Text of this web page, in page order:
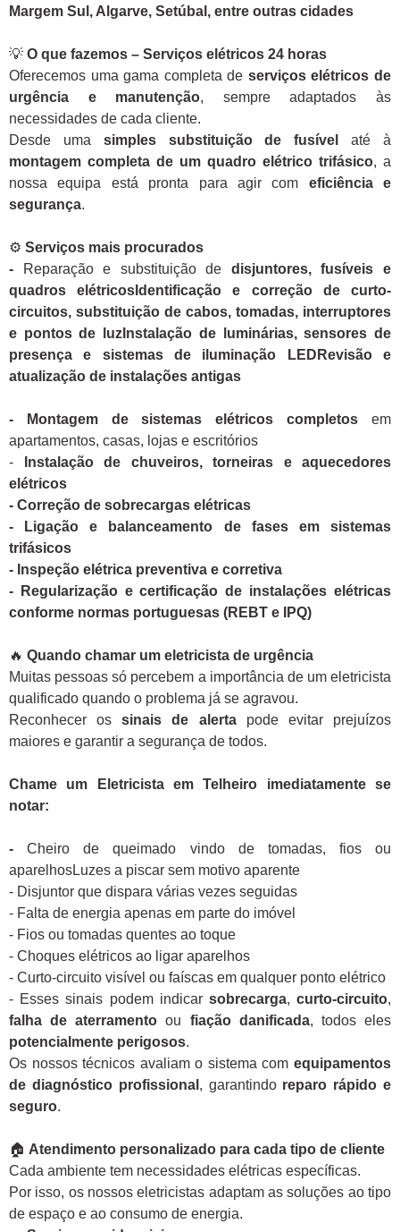
Margem Sul, Algarve, Setúbal, entre outras cidades
💡 O que fazemos – Serviços elétricos 24 horas
Oferecemos uma gama completa de serviços elétricos de
urgência e manutenção, sempre adaptados às
necessidades de cada cliente.
Desde uma simples substituição de fusível
até à
montagem completa de um quadro elétrico trifásico, a
nossa equipa está pronta para agir com eficiência e
segurança.
⚙️ Serviços mais procurados
-
Reparação e substituição de disjuntores, fusíveis e
quadros elétricosIdentificação e correção de curto-
circuitos, substituição de cabos, tomadas, interruptores
e pontos de luzInstalação de luminárias, sensores de
presença e sistemas de iluminação LEDRevisão e
atualização de instalações antigas
- Montagem de sistemas elétricos completos em
apartamentos, casas, lojas e escritórios
-
Instalação de chuveiros, torneiras e aquecedores
elétricos
- Correção de sobrecargas elétricas
- Ligação e balanceamento de fases em sistemas
trifásicos
- Inspeção elétrica preventiva e corretiva
- Regularização e certificação de instalações elétricas
conforme normas portuguesas (REBT e IPQ)
🔥 Quando chamar um eletricista de urgência
Muitas pessoas só percebem a importância de um eletricista
qualificado quando o problema já se agravou.
Reconhecer ossinais de alertapode evitar prejuízos
maiores e garantir a segurança de todos.
Chame um Eletricista em Telheiro imediatamente se
notar:
-Cheiro de queimado vindo de tomadas, fios ou
aparelhosLuzes a piscar sem motivo aparente
- Disjuntor que dispara várias vezes seguidas
- Falta de energia apenas em parte do imóvel
- Fios ou tomadas quentes ao toque
- Choques elétricos ao ligar aparelhos
- Curto-circuito visível ou faíscas em qualquer ponto elétrico
- Esses sinais podem indicar sobrecarga,curto-circuito,
falha de aterramento ou fiação danificada, todos eles
potencialmente perigosos.
Os nossos técnicos avaliam o sistema com equipamentos
de diagnóstico profissional , garantindo reparo rápido e
seguro.
🏠 Atendimento personalizado para cada tipo de cliente
Cada ambiente tem necessidades elétricas específicas.
Por isso, os nossos eletricistas adaptam as soluções ao tipo
de espaço e ao consumo de energia.